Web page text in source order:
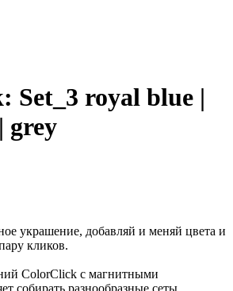
Set_3 royal blue |
grey
украшение, добавляй и меняй цвета и
кликов.
ColorClick с магнитными
собирать разнообразные сеты